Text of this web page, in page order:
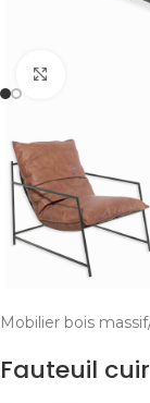
Mobilier bois massif
Fauteuil cuir